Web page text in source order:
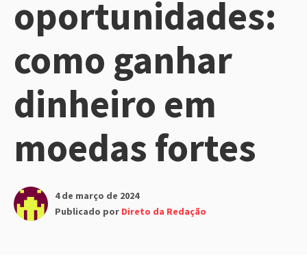
oportunidades:
como ganhar
dinheiro em
moedas fortes
4 de março de 2024
Publicado por Direto da Redação